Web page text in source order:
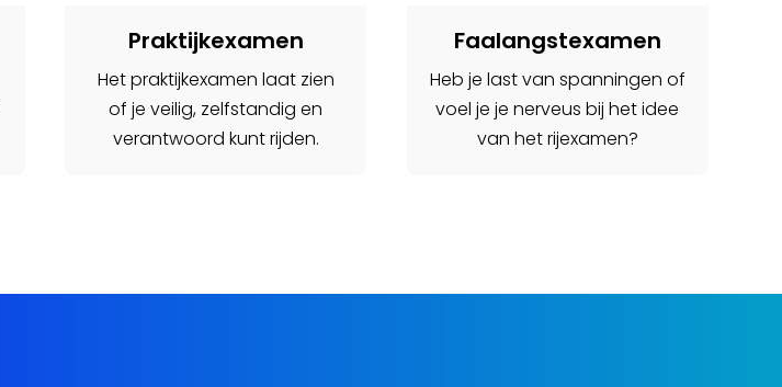
Praktijkexamen
Het praktijkexamen laat zien
of je veilig, zelfstandig en
verantwoord kunt rijden.
Faalangstexamen
Heb je last van spanningen of
voel je je nerveus bij het idee
van het rijexamen?